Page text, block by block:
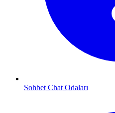
Sohbet Chat Odaları